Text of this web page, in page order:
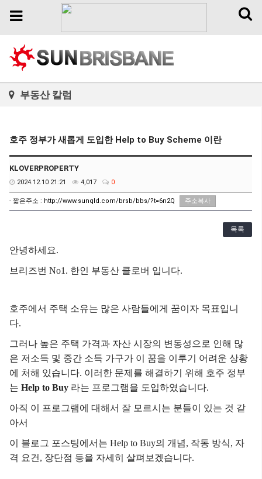
Toggle
Toggle
부동산 칼럼
호주 정부가 새롭게 도입한 Help to Buy Scheme 이란
KLOVERPROPERTY
2024.12.10 21:21 4,017 0
- 짧은주소 : http://www.sunqld.com/brsb/bbs/?t=6n2Q 주소복사
목록
안녕하세요.
브리즈번 No1. 한인 부동산 클로버 입니다.
호주에서 주택 소유는 많은 사람들에게 꿈이자 목표입니
다.
그러나 높은 주택 가격과 자산 시장의 변동성으로 인해 많
은 저소득 및 중간 소득 가구가 이 꿈을 이루기 어려운 상황
에 처해 있습니다. 이러한 문제를 해결하기 위해 호주 정부
는 Help to Buy 라는 프로그램을 도입하였습니다.
아직 이 프로그램에 대해서 잘 모르시는 분들이 있는 것 같
아서
이 블로그 포스팅에서는 Help to Buy의 개념, 작동 방식, 자
격 요건, 장단점 등을 자세히 살펴보겠습니다.